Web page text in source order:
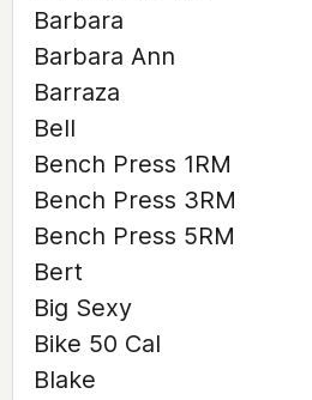
Barbara
Barbara Ann
Barraza
Bell
Bench Press 1RM
Bench Press 3RM
Bench Press 5RM
Bert
Big Sexy
Bike 50 Cal
Blake